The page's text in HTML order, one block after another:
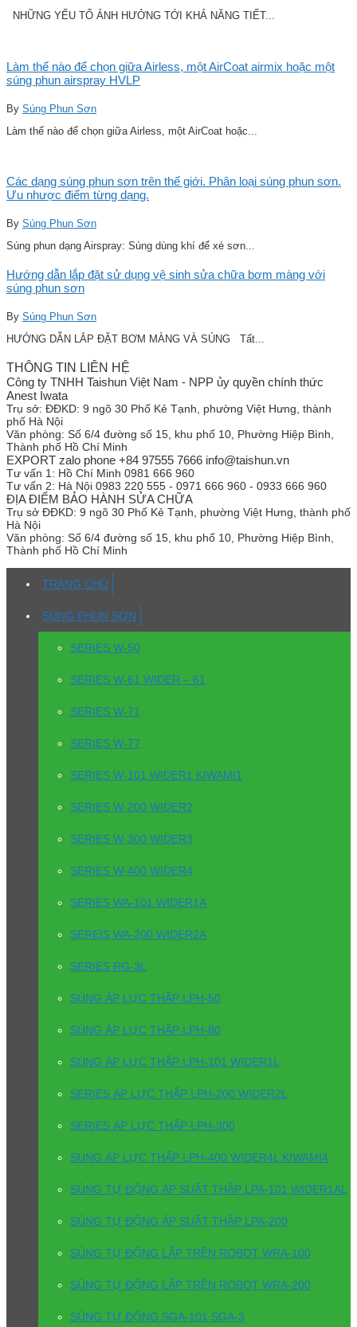
NHỮNG YẾU TỐ ẢNH HƯỞNG TỚI KHẢ NĂNG TIẾT...
Làm thế nào để chọn giữa Airless, một AirCoat airmix hoặc một
súng phun airspray HVLP
By Súng Phun Sơn
Làm thế nào để chọn giữa Airless, một AirCoat hoặc...
Các dạng súng phun sơn trên thế giới. Phân loại súng phun sơn.
Ưu nhược điểm từng dạng.
By Súng Phun Sơn
Súng phun dạng Airspray: Súng dùng khí để xé sơn...
Hướng dẫn lắp đặt sử dụng vệ sinh sửa chữa bơm màng với
súng phun sơn
By Súng Phun Sơn
HƯỚNG DẪN LẮP ĐẶT BƠM MÀNG VÀ SÚNG Tất...
THÔNG TIN LIÊN HỆ
Công ty TNHH Taishun Việt Nam - NPP ủy quyền chính thức
Anest Iwata
Trụ sở: ĐĐKD: 9 ngõ 30 Phố Kẻ Tạnh, phường Việt Hưng, thành
phố Hà Nội
Văn phòng: Số 6/4 đường số 15, khu phố 10, Phường Hiệp Bình,
Thành phố Hồ Chí Minh
EXPORT zalo phone +84 97555 7666 info@taishun.vn
Tư vấn 1: Hồ Chí Minh 0981 666 960
Tư vấn 2: Hà Nội 0983 220 555 - 0971 666 960 - 0933 666 960
ĐỊA ĐIỂM BẢO HÀNH SỬA CHỮA
Trụ sở ĐĐKD: 9 ngõ 30 Phố Kẻ Tạnh, phường Việt Hưng, thành phố
Hà Nội
Văn phòng: Số 6/4 đường số 15, khu phố 10, Phường Hiệp Bình,
Thành phố Hồ Chí Minh
TRANG CHỦ
SÚNG PHUN SƠN
SERIES W-50
SERIES W-61 WIDER – 61
SERIES W-71
SERIES W-77
SERIES W-101 WIDER1 KIWAMI1
SERIES W-200 WIDER2
SERIES W-300 WIDER3
SERIES W-400 WIDER4
SERIES WA-101 WIDER1A
SEREIS WA-200 WIDER2A
SERIES RG-3L
SÚNG ÁP LỰC THẤP LPH-50
SÚNG ÁP LỰC THẤP LPH-80
SÚNG ÁP LỰC THẤP LPH-101 WIDER1L
SERIES ÁP LỰC THẤP LPH-200 WIDER2L
SERIES ÁP LỰC THẤP LPH-300
SÚNG ÁP LỰC THẤP LPH-400 WIDER4L KIWAMI4
SÚNG TỰ ĐỘNG ÁP SUẤT THẤP LPA-101 WIDER1AL
SÚNG TỰ ĐỘNG ÁP SUẤT THẤP LPA-200
SÚNG TỰ ĐỘNG LẮP TRÊN ROBOT WRA-100
SÚNG TỰ ĐỘNG LẮP TRÊN ROBOT WRA-200
SÚNG TỰ ĐỘNG SGA-101 SGA-3